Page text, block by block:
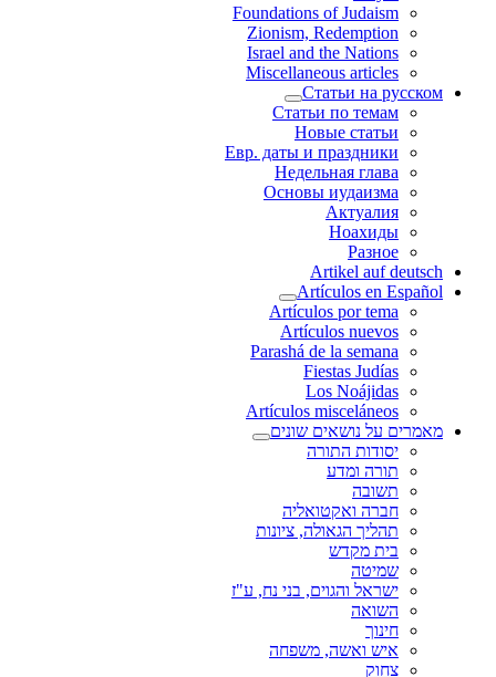
Foundations of Judaism
Zionism, Redemption
Israel and the Nations
Miscellaneous articles
Статьи на русском
Статьи по темам
Новые статьи
Евр. даты и праздники
Недельная глава
Основы иудаизма
Актуалия
Ноахиды
Разное
Artikel auf deutsch
Artículos en Español
Artículos por tema
Artículos nuevos
Parashá de la semana
Fiestas Judías
Los Noájidas
Artículos misceláneos
מאמרים על נושאים שונים
יסודות התורה
תורה ומדע
תשובה
חברה ואקטואליה
תהליך הגאולה, ציונות
בית מקדש
שמיטה
ישראל והגוים, בני נח, ע"ז
השואה
חינוך
איש ואשה, משפחה
צחוק